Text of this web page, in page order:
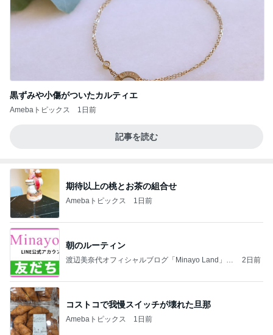
黒ずみや小傷がついたカルティエ
Amebaトピックス 1日前
記事を読む
期待以上の桃とお茶の組合せ
Amebaトピックス 1日前
朝のルーティン
渡辺美奈代オフィシャルブログ「Minayo Land」P
2日前
コストコで我慢スイッチが壊れた旦那
Amebaトピックス 1日前